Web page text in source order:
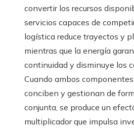
convertir los recursos
servicios capaces de
logística reduce trayectos y
mientras que la energía
continuidad y disminuye los
Cuando ambos
conciben y gestionan de
conjunta, se produce un
multiplicador que impulsa